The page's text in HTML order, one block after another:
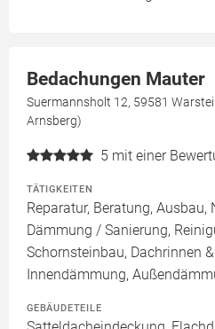
Bedachungen Mauter
Suermannsholt 12, 59581
Arnsberg)
5 mit einer
TÄTIGKEITEN
Reparatur, Beratung, Ausbau,
Dämmung / Sanierung,
Schornsteinbau, Dachrinnen
Innendämmung,
GEBÄUDETEILE